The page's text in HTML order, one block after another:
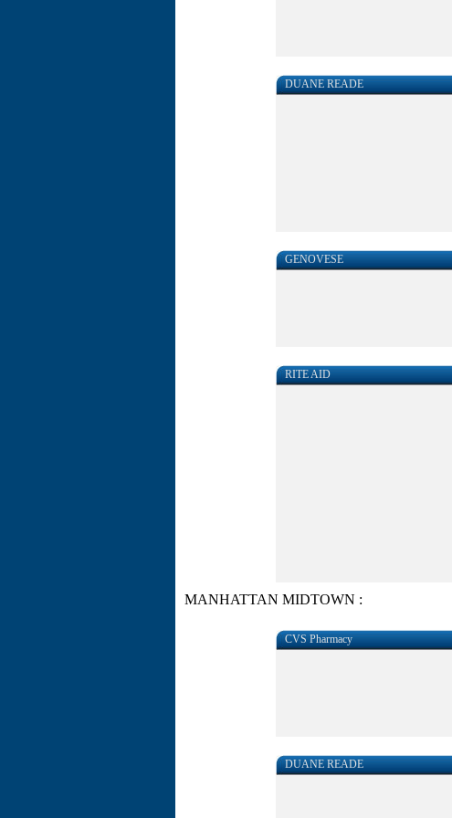
DUANE READE
GENOVESE
RITE AID
MANHATTAN MIDTOWN :
CVS Pharmacy
DUANE READE